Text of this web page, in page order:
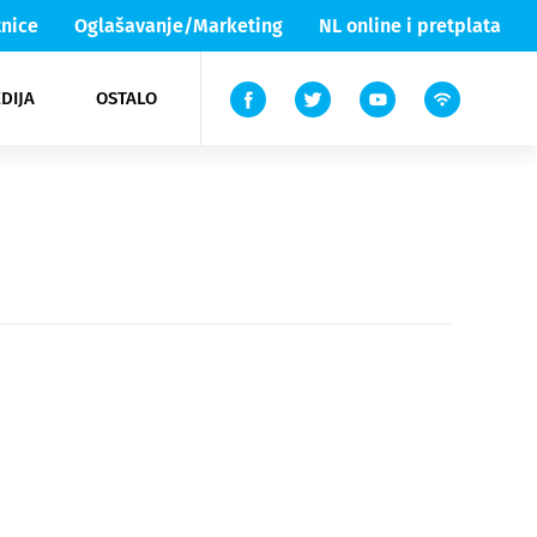
Oglašavanje/Marketing NL online i pretplata
OSTALO
Lika & Senj
TV